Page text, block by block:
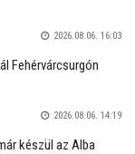
2026.08.06. 16:03
Fehérvárcsurgón
2026.08.06. 14:19
készül az Alba